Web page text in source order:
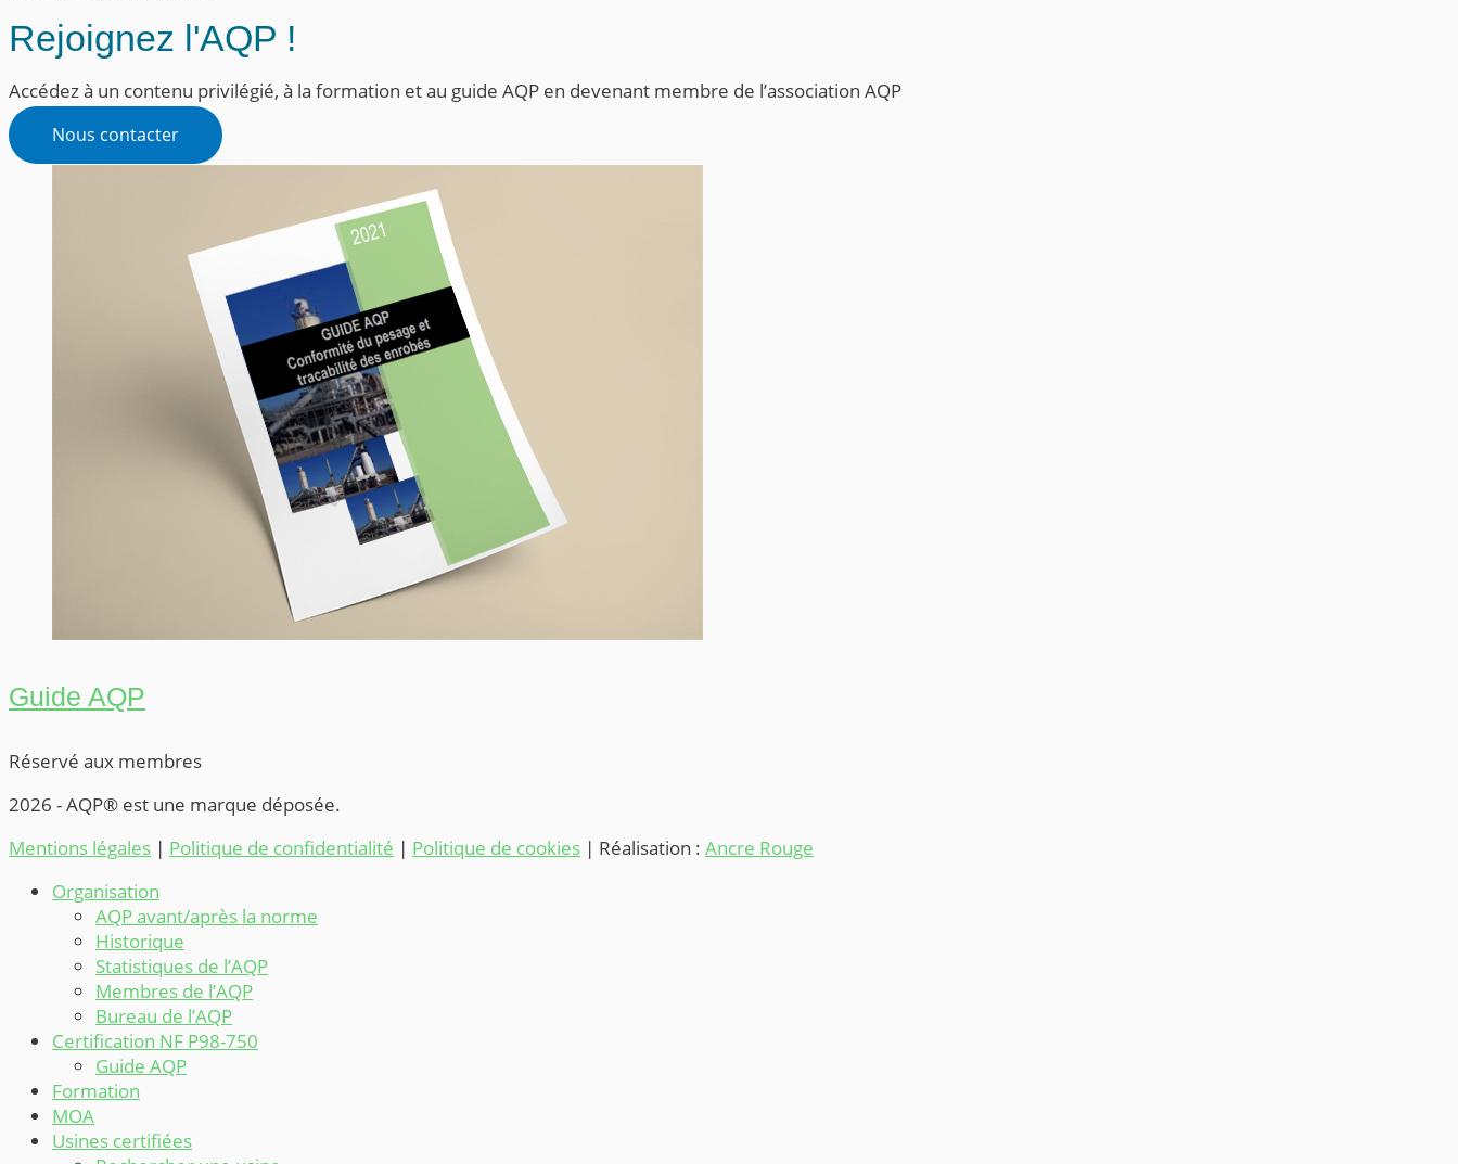
Rejoignez l'AQP !
Accédez à un contenu privilégié, à la formation et au guide AQP en devenant membre de l’association AQP
Nous contacter
Guide AQP
Réservé aux membres
2026 - AQP® est une marque déposée.
Mentions légales | Politique de confidentialité | Politique de cookies | Réalisation : Ancre Rouge
Organisation
AQP avant/après la norme
Historique
Statistiques de l’AQP
Membres de l’AQP
Bureau de l’AQP
Certification NF P98-750
Guide AQP
Formation
MOA
Usines certifiées